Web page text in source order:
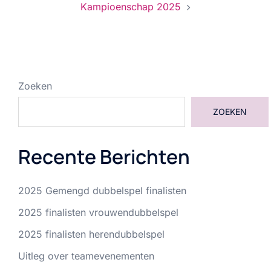
Kampioenschap 2025
Zoeken
ZOEKEN
Recente Berichten
2025 Gemengd dubbelspel finalisten
2025 finalisten vrouwendubbelspel
2025 finalisten herendubbelspel
Uitleg over teamevenementen